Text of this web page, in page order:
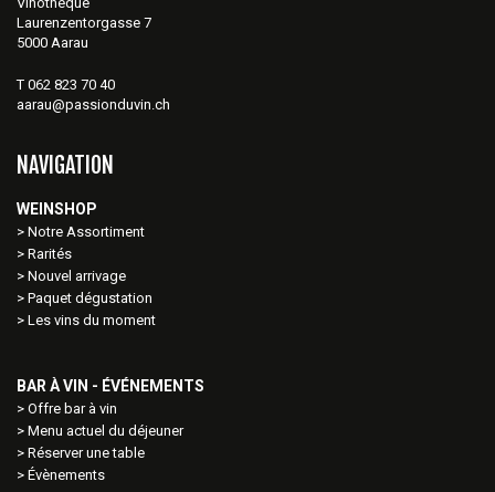
Laurenzentorgasse 7
5000 Aarau
T 062 823 70 40
aarau@passionduvin.ch
NAVIGATION
WEINSHOP
Notre Assortiment
Rarités
Nouvel arrivage
Paquet dégustation
Les vins du moment
BAR À VIN - ÉVÉNEMENTS
Offre bar à vin
Menu actuel du déjeuner
Réserver une table
Évènements